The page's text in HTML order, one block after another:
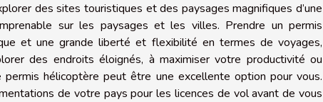
des sites touristiques et des paysages magnifiques d’une
sur les paysages et les villes. Prendre un permis
et une grande liberté et flexibilité en termes de voyages,
des endroits éloignés, à maximiser votre productivité ou
hélicoptère peut être une excellente option pour vous.
de votre pays pour les licences de vol avant de vous